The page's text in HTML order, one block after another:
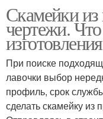
Скамейки
чертежи.
При поиске
лавочки выбор
профиль, срок
сделать скамейку